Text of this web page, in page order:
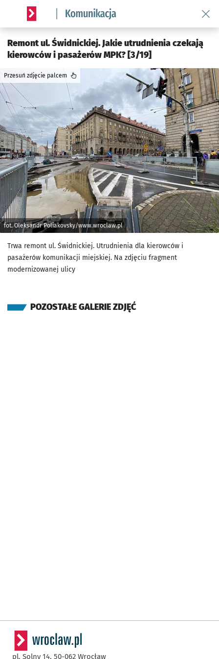
Serwis informacyjny wroclaw.pl podserwis: Komunikacja
Remont ul. Świdnickiej. Jakie utrudnienia czekają
kierowców i pasażerów MPK? [3/19]
fot. Oleksandr Poliakovsky/www.wroclaw.pl
Przesuń zdjęcie palcem
Trwa remont ul. Świdnickiej. Utrudnienia dla kierowców i
pasażerów komunikacji miejskiej. Na zdjęciu fragment
modernizowanej ulicy
POZOSTAŁE GALERIE ZDJĘĆ
pl. Solny 14, 50-062 Wrocław